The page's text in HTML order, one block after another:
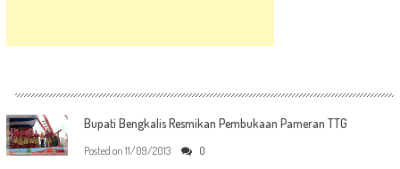
Bupati Bengkalis Resmikan Pembukaan Pameran TTG
Posted on 11/09/2013 0